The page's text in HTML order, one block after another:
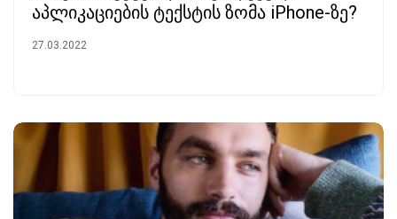
აპლიკაციების ტექსტის ზომა iPhone-ზე?
27.03.2022